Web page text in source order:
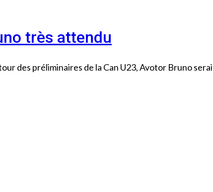
très attendu
des préliminaires de la Can U23, Avotor Bruno